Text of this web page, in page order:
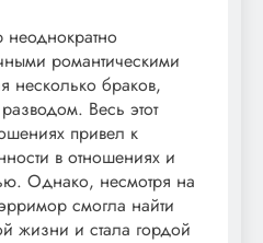
романтическими
несколько браков,
Весь этот
привел к
в отношениях и
Однако, несмотря на
смогла найти
жизни и стала гордой